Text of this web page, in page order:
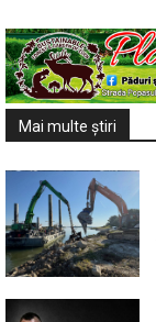
Mai multe ştiri